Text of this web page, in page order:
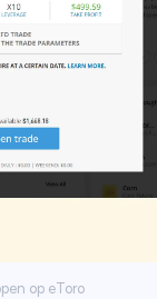
op eToro